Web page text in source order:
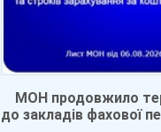
МОН продовжило
до закладів фахової